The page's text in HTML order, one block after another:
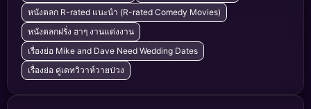
หนังตลก R-rated แนะนำ (R-rated Comedy Movies)
หนังตลกฝรั่ง ฮาๆ งานแต่งงาน
เรื่องย่อ Mike and Dave Need Wedding Dates
เรื่องย่อ คู่เดทวิวาห์วายป่วง